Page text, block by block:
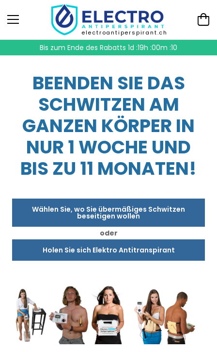
electroantiperspirant.ch
Bis zum Ende des Rabatts 1d :19h :00m :10
BEENDEN SIE DAS
SCHWITZEN AM
GANZEN KÖRPER IN
NUR 1 WOCHE UND
BIS ZU 11 MONATEN!
Wählen Sie, wo Sie übermäßiges Schwitzen
beseitigen wollen
oder
Holen Sie sich Elektro Antitranspirant